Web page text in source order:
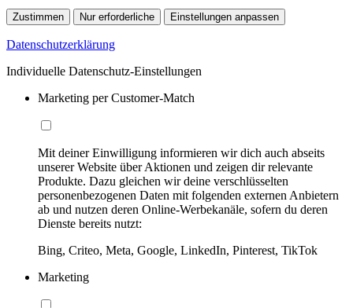
Zustimmen Nur erforderliche Einstellungen anpassen
Datenschutzerklärung
Individuelle Datenschutz-Einstellungen
Marketing per Customer-Match
Mit deiner Einwilligung informieren wir dich auch abseits
unserer Website über Aktionen und zeigen dir relevante
Produkte. Dazu gleichen wir deine verschlüsselten
personenbezogenen Daten mit folgenden externen Anbietern
ab und nutzen deren Online-Werbekanäle, sofern du deren
Dienste bereits nutzt:
Bing, Criteo, Meta, Google, LinkedIn, Pinterest, TikTok
Marketing